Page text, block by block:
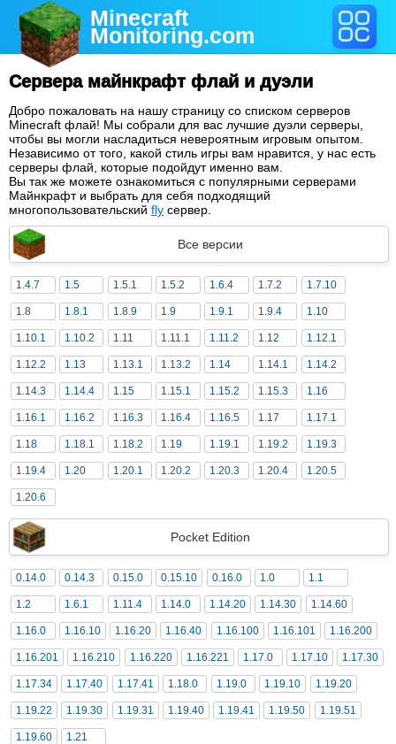
Minecraft
Monitoring.com
Сервера майнкрафт флай и дуэли
Добро пожаловать на нашу страницу со списком серверов
Minecraft флай! Мы собрали для вас лучшие дуэли серверы,
чтобы вы могли насладиться невероятным игровым опытом.
Независимо от того, какой стиль игры вам нравится, у нас есть
серверы флай, которые подойдут именно вам.
Вы так же можете ознакомиться с популярными серверами
Майнкрафт и выбрать для себя подходящий
многопользовательский fly сервер.
Все версии
1.4.7 1.5 1.5.1 1.5.2 1.6.4 1.7.2 1.7.10
1.8 1.8.1 1.8.9 1.9 1.9.1 1.9.4 1.10
1.10.1 1.10.2 1.11 1.11.1 1.11.2 1.12 1.12.1
1.12.2 1.13 1.13.1 1.13.2 1.14 1.14.1 1.14.2
1.14.3 1.14.4 1.15 1.15.1 1.15.2 1.15.3 1.16
1.16.1 1.16.2 1.16.3 1.16.4 1.16.5 1.17 1.17.1
1.18 1.18.1 1.18.2 1.19 1.19.1 1.19.2 1.19.3
1.19.4 1.20 1.20.1 1.20.2 1.20.3 1.20.4 1.20.5
1.20.6
Pocket Edition
0.14.0 0.14.3 0.15.0 0.15.10 0.16.0 1.0 1.1
1.2 1.6.1 1.11.4 1.14.0 1.14.20 1.14.30 1.14.60
1.16.0 1.16.10 1.16.20 1.16.40 1.16.100 1.16.101 1.16.200
1.16.201 1.16.210 1.16.220 1.16.221 1.17.0 1.17.10 1.17.30
1.17.34 1.17.40 1.17.41 1.18.0 1.19.0 1.19.10 1.19.20
1.19.22 1.19.30 1.19.31 1.19.40 1.19.41 1.19.50 1.19.51
1.19.60 1.21